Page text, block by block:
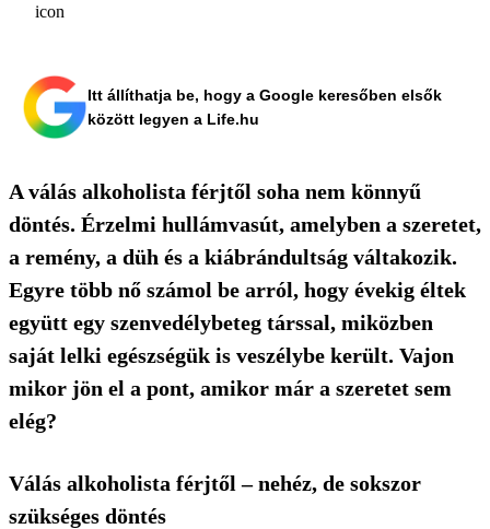
Itt állíthatja be, hogy a Google keresőben elsők
között legyen a Life.hu
A válás alkoholista férjtől soha nem könnyű
döntés. Érzelmi hullámvasút, amelyben a szeretet,
a remény, a düh és a kiábrándultság váltakozik.
Egyre több nő számol be arról, hogy évekig éltek
együtt egy szenvedélybeteg társsal, miközben
saját lelki egészségük is veszélybe került. Vajon
mikor jön el a pont, amikor már a szeretet sem
elég?
Válás alkoholista férjtől – nehéz, de sokszor
szükséges döntés